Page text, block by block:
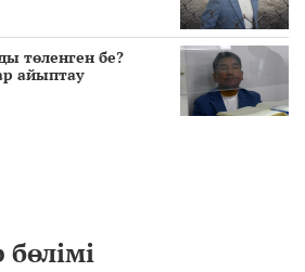
төленген бе?
айыптау